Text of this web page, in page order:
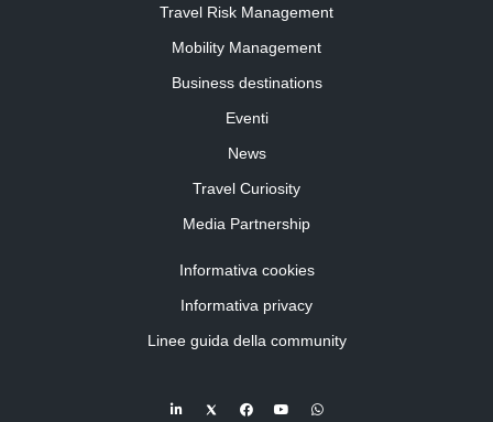
Travel Risk Management
Mobility Management
Business destinations
Eventi
News
Travel Curiosity
Media Partnership
Informativa cookies
Informativa privacy
Linee guida della community